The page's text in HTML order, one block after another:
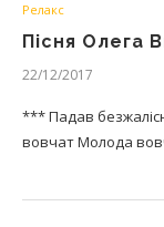
Релакс
Пісня Олега
22/12/2017
*** Падав
вовчат Молода